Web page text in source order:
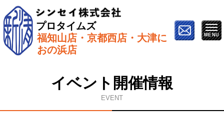
プロタイムズ
福知山店・京都西店・大津に
おの浜店
ホーム»イベント情報»12月20日（金）【ZOOMで開
催】オンライン塗り替え勉強会
イベント開催情報
EVENT